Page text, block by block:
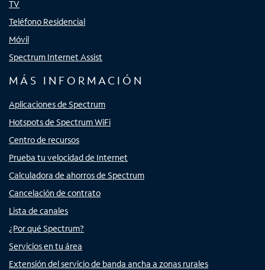
TV
Teléfono Residencial
Móvil
Spectrum Internet Assist
MÁS INFORMACIÓN
Aplicaciones de Spectrum
Hotspots de Spectrum WiFi
Centro de recursos
Prueba tu velocidad de Internet
Calculadora de ahorros de Spectrum
Cancelación de contrato
Lista de canales
¿Por qué Spectrum?
Servicios en tu área
Extensión del servicio de banda ancha a zonas rurales